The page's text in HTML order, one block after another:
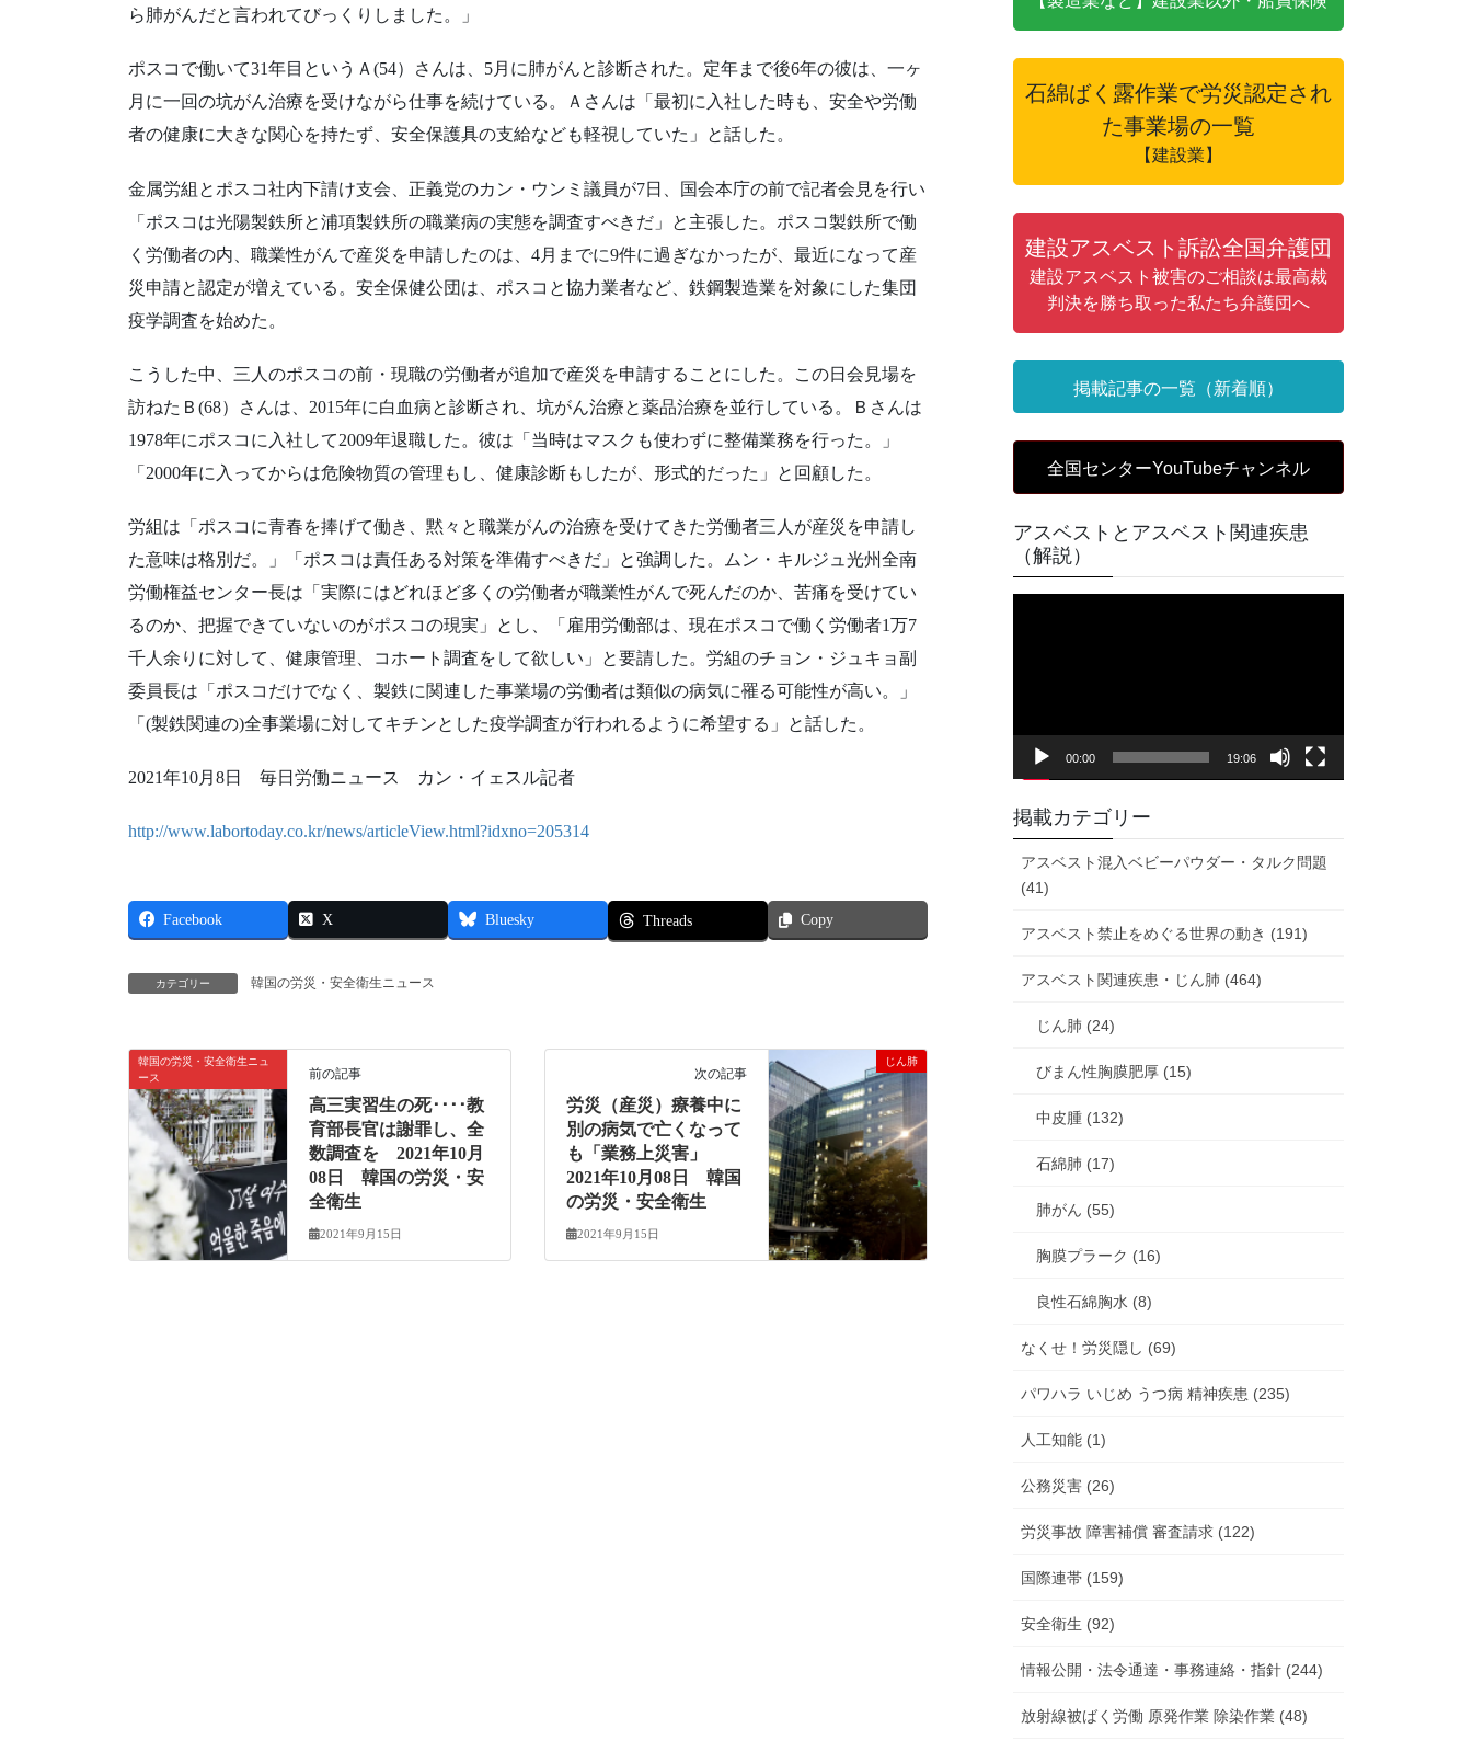
ら肺がんだと言われてびっくりしました。」
ポスコで働いて31年目というＡ(54）さんは、5月に肺がんと診断された。定年まで後6年の彼は、一ヶ
月に一回の坑がん治療を受けながら仕事を続けている。Ａさんは「最初に入社した時も、安全や労働
者の健康に大きな関心を持たず、安全保護具の支給なども軽視していた」と話した。
金属労組とポスコ社内下請け支会、正義党のカン・ウンミ議員が7日、国会本庁の前で記者会見を行い
「ポスコは光陽製鉄所と浦項製鉄所の職業病の実態を調査すべきだ」と主張した。ポスコ製鉄所で働
く労働者の内、職業性がんで産災を申請したのは、4月までに9件に過ぎなかったが、最近になって産
災申請と認定が増えている。安全保健公団は、ポスコと協力業者など、鉄鋼製造業を対象にした集団
疫学調査を始めた。
こうした中、三人のポスコの前・現職の労働者が追加で産災を申請することにした。この日会見場を
訪ねたＢ(68）さんは、2015年に白血病と診断され、坑がん治療と薬品治療を並行している。Ｂさんは
1978年にポスコに入社して2009年退職した。彼は「当時はマスクも使わずに整備業務を行った。」
「2000年に入ってからは危険物質の管理もし、健康診断もしたが、形式的だった」と回顧した。
労組は「ポスコに青春を捧げて働き、黙々と職業がんの治療を受けてきた労働者三人が産災を申請し
た意味は格別だ。」「ポスコは責任ある対策を準備すべきだ」と強調した。ムン・キルジュ光州全南
労働権益センター長は「実際にはどれほど多くの労働者が職業性がんで死んだのか、苦痛を受けてい
るのか、把握できていないのがポスコの現実」とし、「雇用労働部は、現在ポスコで働く労働者1万7
千人余りに対して、健康管理、コホート調査をして欲しい」と要請した。労組のチョン・ジュキョ副
委員長は「ポスコだけでなく、製鉄に関連した事業場の労働者は類似の病気に罹る可能性が高い。」
「(製鉄関連の)全事業場に対してキチンとした疫学調査が行われるように希望する」と話した。
2021年10月8日 毎日労働ニュース カン・イェスル記者
http://www.labortoday.co.kr/news/articleView.html?idxno=205314
Facebook X Bluesky Threads Copy
カテゴリー 韓国の労災・安全衛生ニュース
韓国の労災・安全衛生ニュ
ース
前の記事
高三実習生の死････教
育部長官は謝罪し、全
数調査を 2021年10月
08日 韓国の労災・安
全衛生
2021年9月15日
じん肺
次の記事
労災（産災）療養中に
別の病気で亡くなって
も「業務上災害」
2021年10月08日 韓国
の労災・安全衛生
2021年9月15日
石綿ばく露作業で労災認定され
た事業場の一覧
【建設業】
建設アスベスト訴訟全国弁護団
建設アスベスト被害のご相談は最高裁
判決を勝ち取った私たち弁護団へ
掲載記事の一覧（新着順）
全国センターYouTubeチャンネル
アスベストとアスベスト関連疾患
（解説）
ヤ
00:00 19:06
掲載カテゴリー
アスベスト混入ベビーパウダー・タルク問題
(41)
アスベスト禁止をめぐる世界の動き (191)
アスベスト関連疾患・じん肺 (464)
じん肺 (24)
びまん性胸膜肥厚 (15)
中皮腫 (132)
石綿肺 (17)
肺がん (55)
胸膜プラーク (16)
良性石綿胸水 (8)
なくせ！労災隠し (69)
パワハラ いじめ うつ病 精神疾患 (235)
人工知能 (1)
公務災害 (26)
労災事故 障害補償 審査請求 (122)
国際連帯 (159)
安全衛生 (92)
情報公開・法令通達・事務連絡・指針 (244)
放射線被ばく労働 原発作業 除染作業 (48)